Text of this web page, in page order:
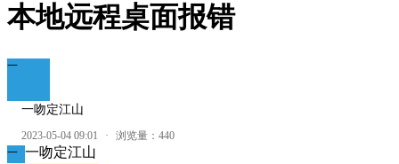
本地远程桌面报错
一
一吻定江山
2023-05-04 09:01 · 浏览量： 440
一 一吻定江山